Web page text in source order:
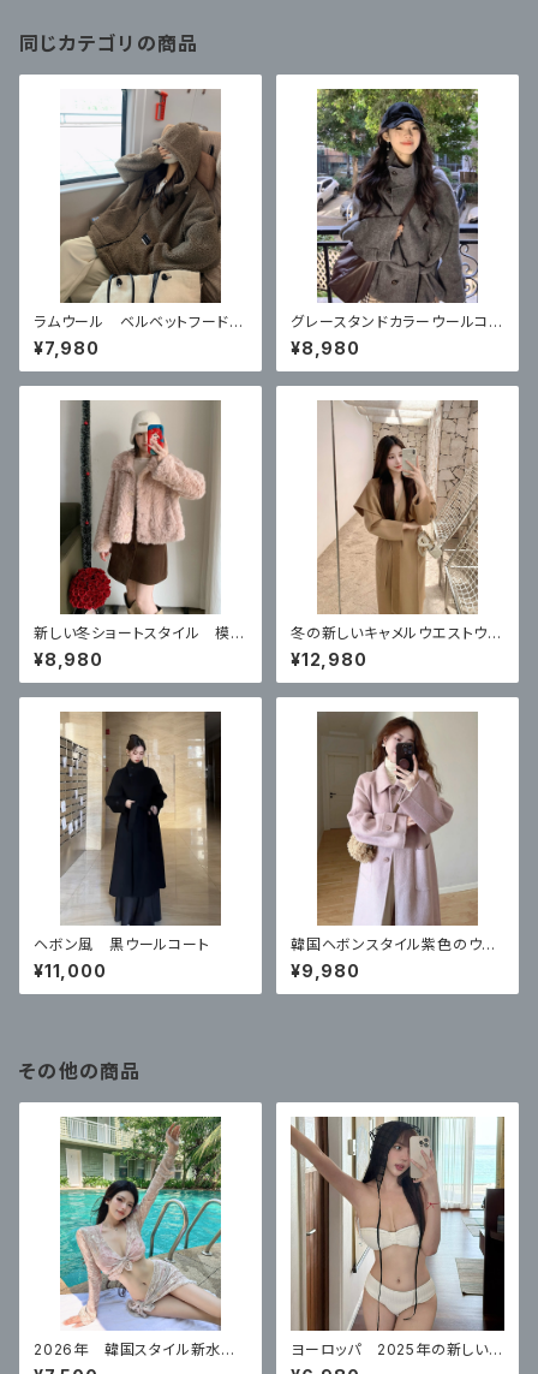
同じカテゴリの商品
ラムウール ベルベットフード付
きカーディガンコート
¥7,980
グレースタンドカラーウールコー
ト ハイエンドショートスタイル
¥8,980
新しい冬ショートスタイル 模造
子羊の毛皮のコート
¥8,980
冬の新しいキャメルウエストウー
ルコート
¥12,980
ヘボン風 黒ウールコート
¥11,000
韓国ヘボンスタイル紫色のウー
ルのコート
¥9,980
その他の商品
2026年 韓国スタイル新水
着 女性のスプリットセクシー
ヨーロッパ 2025年の新しい女
性用水着ハイエンドチューブトッ